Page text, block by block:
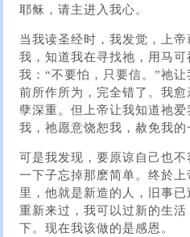
耶稣，请主进入我心。
当我读圣经时，我发觉，上
我，知道我在寻找祂，用马
我：“不要怕，只要信。”祂
前所作所为，完全错了。我
孽深重。但上帝让我知道祂
我，祂愿意饶恕我，赦免我的
可是我发现，要原谅自己也
一下子忘掉那麽简单。终於
里，他就是新造的人，旧事
重新来过，我可以过新的生
下。现在我该做的是感恩。